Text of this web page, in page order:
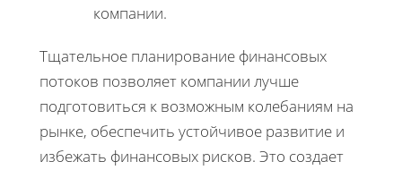
компании.
Тщательное планирование финансовых
потоков позволяет компании лучше
подготовиться к возможным колебаниям на
рынке, обеспечить устойчивое развитие и
избежать финансовых рисков. Это создает